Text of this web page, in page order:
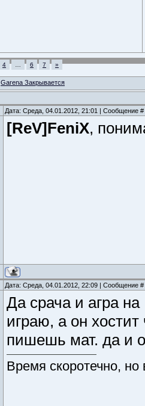
4 6 7 »
Garena Закрывается
Дата: Среда, 04.01.2012, 21:01 | Сообщение #
[ReV]FeniX,
Дата: Среда, 04.01.2012, 22:09 | Сообщение #
Да срача и агра
играю, а он
пишешь мат. да и
Время скоротечно,